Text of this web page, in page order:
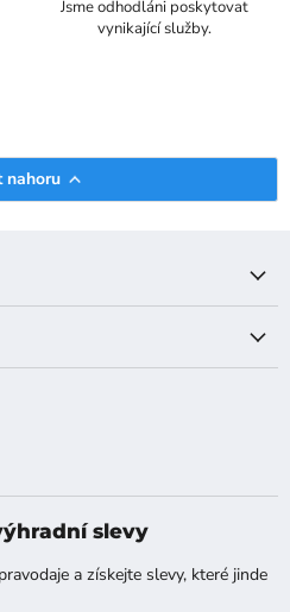
Jsme odhodláni poskytovat
vynikající služby.
nahoru
slevy
a získejte slevy, které jinde